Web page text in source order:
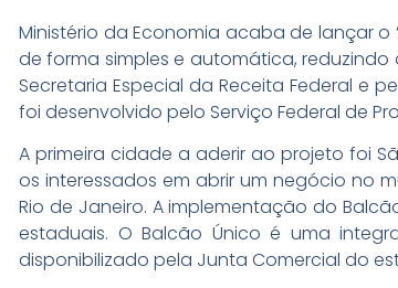
Ministério da Economia acaba de lançar o
de forma simples e automática,
Secretaria Especial da Receita Federal e
foi desenvolvido pelo Serviço Federal de
A primeira cidade a aderir ao projeto foi
os interessados em abrir um negócio no
Rio de Janeiro. A implementação do
estaduais. O Balcão Único é uma
disponibilizado pela Junta Comercial do